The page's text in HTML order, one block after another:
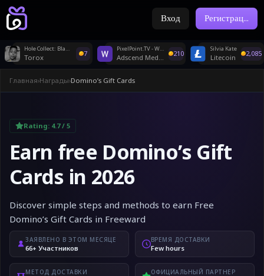
Вход Регистрац...
Hole Collect: Black Hole 3D
Torox 7
PixelPoint.TV - Withdrawal
Adscend Media 210
Silvia Kate
Litecoin 2,085
Главная›Награды›Domino’s Gift Cards
Rating: 4.7/ 5
Earn free Domino’s Gift
Cards in 2026
Discover simple steps and methods to earn Free
Domino’s Gift Cards in Freeward
ЗАЯВЛЕНО В ЭТОМ МЕСЯЦЕ
66+ Участников
ВРЕМЯ ДОСТАВКИ
Few hours
МЕТОД ДОСТАВКИ ОФИЦИАЛЬНЫЙ ПАРТНЕР